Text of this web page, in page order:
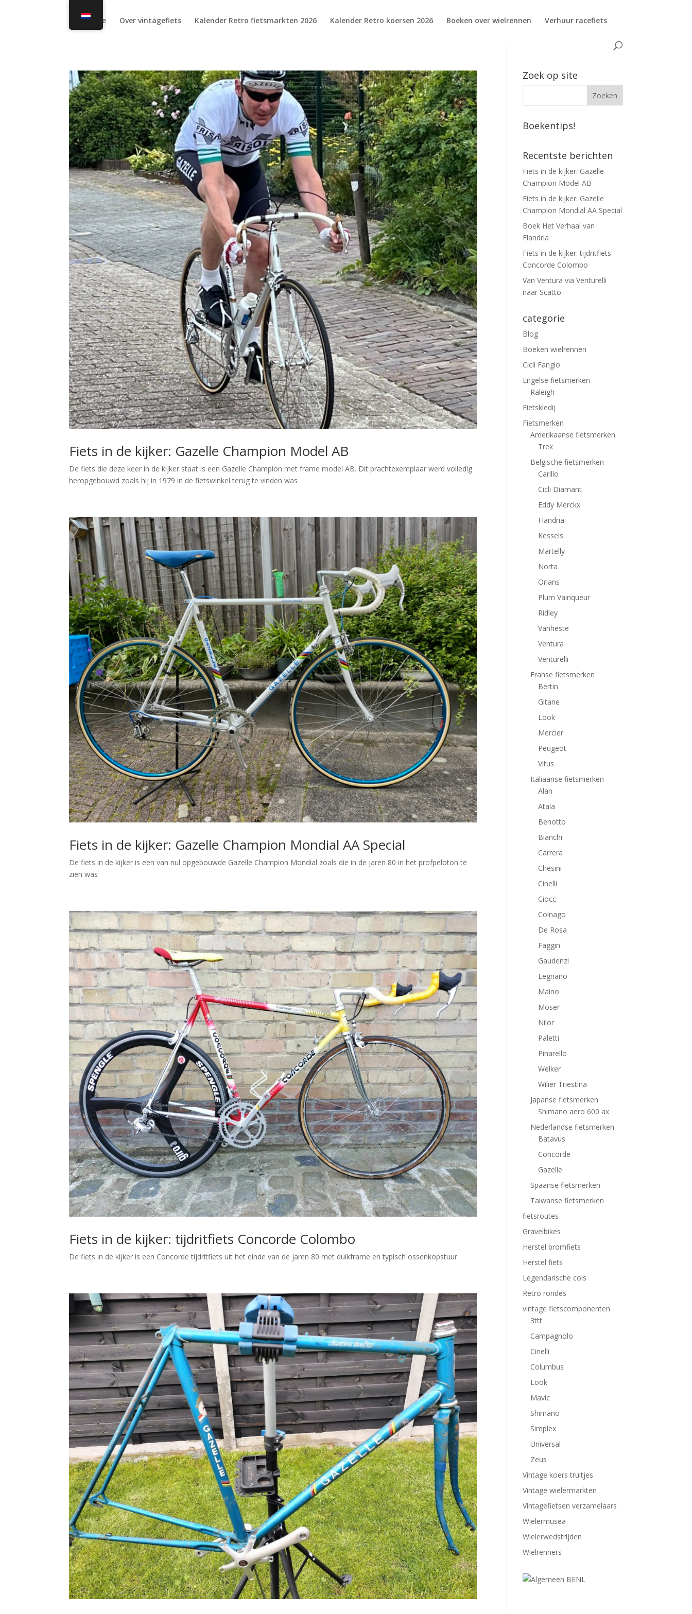
Home Over vintagefiets Kalender Retro fietsmarkten 2026 Kalender Retro koersen 2026 Boeken over wielrennen Verhuur racefiets
Fiets in de kijker: Gazelle Champion Model AB
De fiets die deze keer in de kijker staat is een Gazelle Champion met frame model AB. Dit prachtexemplaar werd volledig
heropgebouwd zoals hij in 1979 in de fietswinkel terug te vinden was
Fiets in de kijker: Gazelle Champion Mondial AA Special
De fiets in de kijker is een van nul opgebouwde Gazelle Champion Mondial zoals die in de jaren 80 in het profpeloton te
zien was
Fiets in de kijker: tijdritfiets Concorde Colombo
De fiets in de kijker is een Concorde tijdritfiets uit het einde van de jaren 80 met duikframe en typisch ossenkopstuur
Zoek op site
Boekentips!
Recentste berichten
Fiets in de kijker: Gazelle
Champion Model AB
Fiets in de kijker: Gazelle
Champion Mondial AA Special
Boek Het Verhaal van
Flandria
Fiets in de kijker: tijdritfiets
Concorde Colombo
Van Ventura via Venturelli
naar Scatto
categorie
Blog
Boeken wielrennen
Cicli Fangio
Engelse fietsmerken
Raleigh
Fietskledij
Fietsmerken
Amerikaanse fietsmerken
Trek
Belgische fietsmerken
Carillo
Cicli Diamant
Eddy Merckx
Flandria
Kessels
Martelly
Norta
Orlans
Plum Vainqueur
Ridley
Vanheste
Ventura
Venturelli
Franse fietsmerken
Bertin
Gitane
Look
Mercier
Peugeot
Vitus
Italiaanse fietsmerken
Alan
Atala
Benotto
Bianchi
Carrera
Chesini
Cinelli
Ciöcc
Colnago
De Rosa
Faggin
Gaudenzi
Legnano
Maino
Moser
Nilor
Paletti
Pinarello
Welker
Wilier Triestina
Japanse fietsmerken
Shimano aero 600 ax
Nederlandse fietsmerken
Batavus
Concorde
Gazelle
Spaanse fietsmerken
Taiwanse fietsmerken
fietsroutes
Gravelbikes
Herstel bromfiets
Herstel fiets
Legendarische cols
Retro rondes
vintage fietscomponenten
3ttt
Campagnolo
Cinelli
Columbus
Look
Mavic
Shimano
Simplex
Universal
Zeus
Vintage koers truitjes
Vintage wielermarkten
Vintagefietsen verzamelaars
Wielermusea
Wielerwedstrijden
Wielrenners